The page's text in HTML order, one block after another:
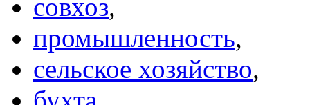
совхоз,
промышленность,
сельское хозяйство,